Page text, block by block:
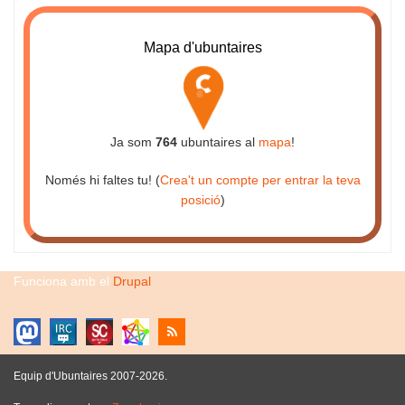
Mapa d'ubuntaires
Ja som 764 ubuntaires al mapa!
Només hi faltes tu! (Crea't un compte per entrar la teva
posició)
Funciona amb el Drupal
Equip d'Ubuntaires 2007-2026.